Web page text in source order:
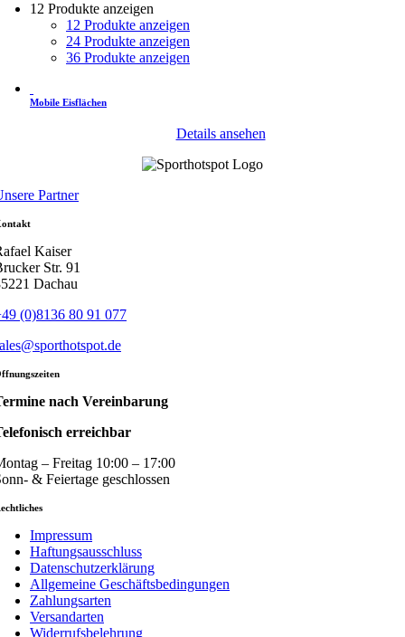
12 Produkte anzeigen
12 Produkte anzeigen
24 Produkte anzeigen
36 Produkte anzeigen
Mobile Eisflächen
Details ansehen
Partner
Kaiser
Str. 91
Dachau
(0)8136 80 91 077
nach Vereinbarung
erreichbar
– Freitag 10:00 – 17:00
& Feiertage geschlossen
Impressum
Haftungsausschluss
Datenschutzerklärung
Allgemeine Geschäftsbedingungen
Zahlungsarten
Versandarten
Widerrufsbelehrung